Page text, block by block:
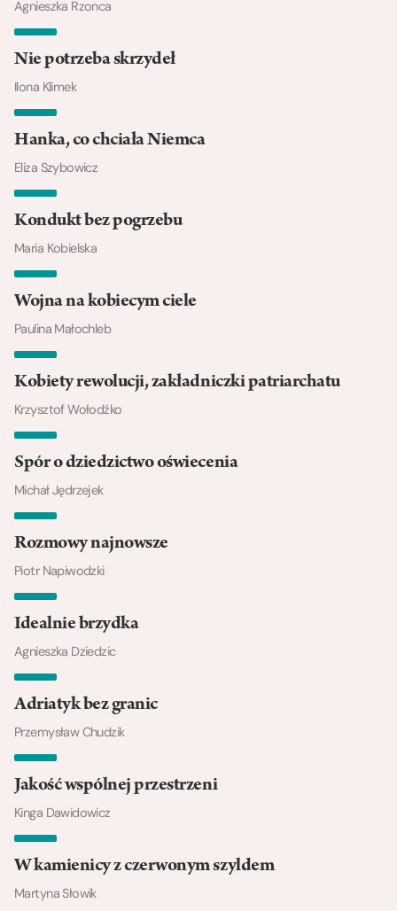
Agnieszka Rzonca
Nie potrzeba skrzydeł
Ilona Klimek
Hanka, co chciała Niemca
Eliza Szybowicz
Kondukt bez pogrzebu
Maria Kobielska
Wojna na kobiecym ciele
Paulina Małochleb
Kobiety rewolucji, zakładniczki patriarchatu
Krzysztof Wołodźko
Spór o dziedzictwo oświecenia
Michał Jędrzejek
Rozmowy najnowsze
Piotr Napiwodzki
Idealnie brzydka
Agnieszka Dziedzic
Adriatyk bez granic
Przemysław Chudzik
Jakość wspólnej przestrzeni
Kinga Dawidowicz
W kamienicy z czerwonym szyldem
Martyna Słowik